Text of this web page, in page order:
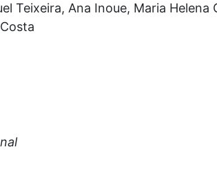
Teixeira, Ana Inoue, Maria